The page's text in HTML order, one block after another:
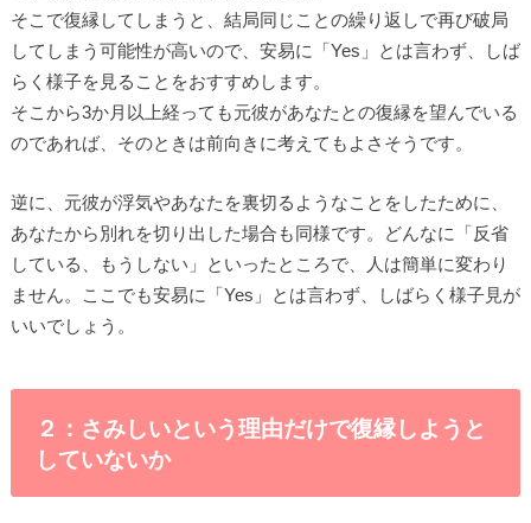
そこで復縁してしまうと、結局同じことの繰り返しで再び破局
してしまう可能性が高いので、安易に「Yes」とは言わず、しば
らく様子を見ることをおすすめします。
そこから3か月以上経っても元彼があなたとの復縁を望んでいる
のであれば、そのときは前向きに考えてもよさそうです。
逆に、元彼が浮気やあなたを裏切るようなことをしたために、
あなたから別れを切り出した場合も同様です。どんなに「反省
している、もうしない」といったところで、人は簡単に変わり
ません。ここでも安易に「Yes」とは言わず、しばらく様子見が
いいでしょう。
２：さみしいという理由だけで復縁しようと
していないか